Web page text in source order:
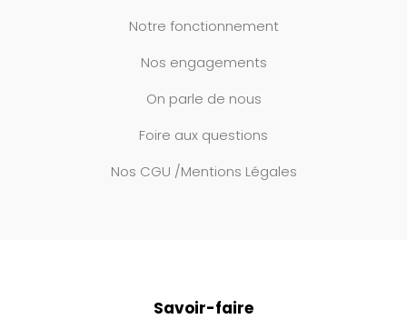
Notre fonctionnement
Nos engagements
On parle de nous
Foire aux questions
Nos CGU /Mentions Légales
Savoir-faire